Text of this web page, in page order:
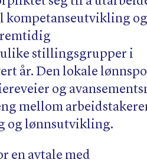
kompetanseutvikling
stillingsgrupper i
år. Den lokale
og
mellom
og lønnsutvikling.
en avtale med